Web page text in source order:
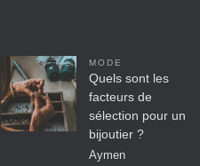
MODE
Quels sont les
facteurs de
sélection pour un
bijoutier ?
Aymen